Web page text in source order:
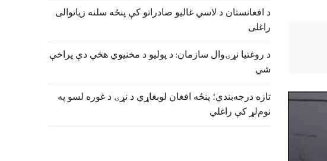
د افغانستان د لاسي غالیو صادراتو کې پنځه سلنه زیاتوالی
راغلی
د روغتیا نړۍوال سازمان: د پولیو د مخنیوي هڅې دې پراخې
شي
تازه درجه‌بندي؛ پنځه افغان لوبغاړي د نړۍ د غوره لسو په
نوم‌لړ کې راغلي